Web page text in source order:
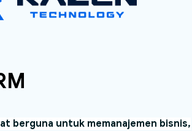
berguna untuk memanajemen bisnis,